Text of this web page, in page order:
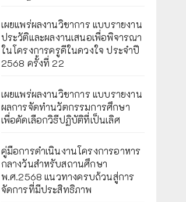
เผยแพร่ผลงานวิชาการ แบบรายงาน
ประวัติและผลงานเสนอเพื่อพิจารณา
ในโครงการครูดีในดวงใจ ประจำปี
2568 ครั้งที่ 22
เผยแพร่ผลงานวิชาการ แบบรายงาน
ผลการจัดทำนวัตกรรมการศึกษา
เพื่อคัดเลือกวิธีปฏิบัติที่เป็นเลิศ
คู่มือการดำเนินงานโครงการอาหาร
กลางวันสำหรับสถานศึกษา
พ.ศ.2568 แนวทางครบถ้วนสู่การ
จัดการที่มีประสิทธิภาพ